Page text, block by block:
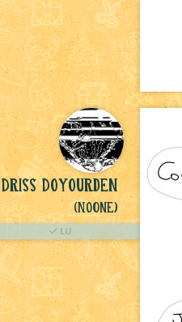
Driss Doyourden
(NoOne)
LU